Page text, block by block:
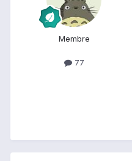
Membre
77